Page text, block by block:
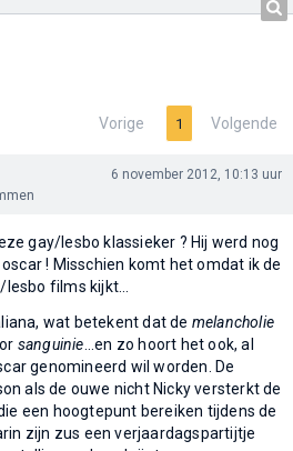
Vorige 1 Volgende
6 november 2012, 10:13 uur
gay/lesbo klassieker ? Hij werd nog
! Misschien komt het omdat ik de
films kijkt...
wat betekent dat de melancholie
sanguinie ...en zo hoort het ook, al
genomineerd wil worden. De
als de ouwe nicht Nicky versterkt de
een hoogtepunt bereiken tijdens de
zijn zus een verjaardagspartijtje